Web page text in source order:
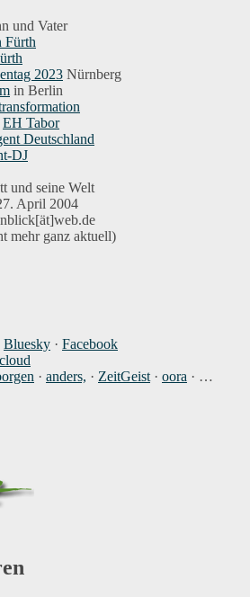
und Vater
Fürth
2023 Nürnberg
in Berlin
EH Tabor
Deutschland
DJ
und seine Welt
April 2004
mehr ganz aktuell)
Bluesky · Facebook
· anders, · ZeitGeist· oora · …